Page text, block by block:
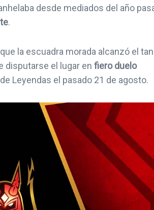
desde mediados del año
.
la escuadra morada alcanzó el
disputarse el lugar en fiero duelo
Leyendas el pasado 21 de agosto.